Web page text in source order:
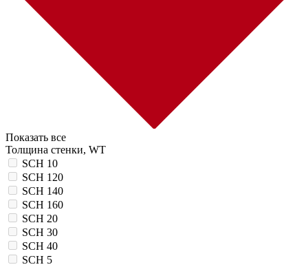
Показать все
Толщина стенки, WT
SCH 10
SCH 120
SCH 140
SCH 160
SCH 20
SCH 30
SCH 40
SCH 5